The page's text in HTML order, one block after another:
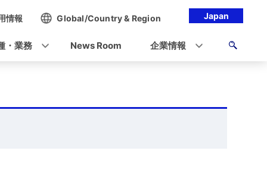
Japan
情報 Global/Country & Region
・業務 News Room 企業情報